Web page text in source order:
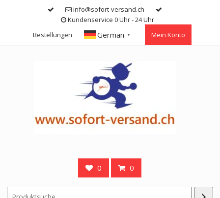
info@sofort-versand.ch
Kundenservice 0 Uhr - 24 Uhr
Bestellungen
German ▼ Mein Konto
0 0